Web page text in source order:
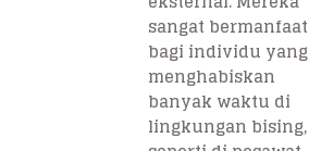
sangat bermanfaat
bagi individu yang
menghabiskan
banyak waktu di
lingkungan bising,